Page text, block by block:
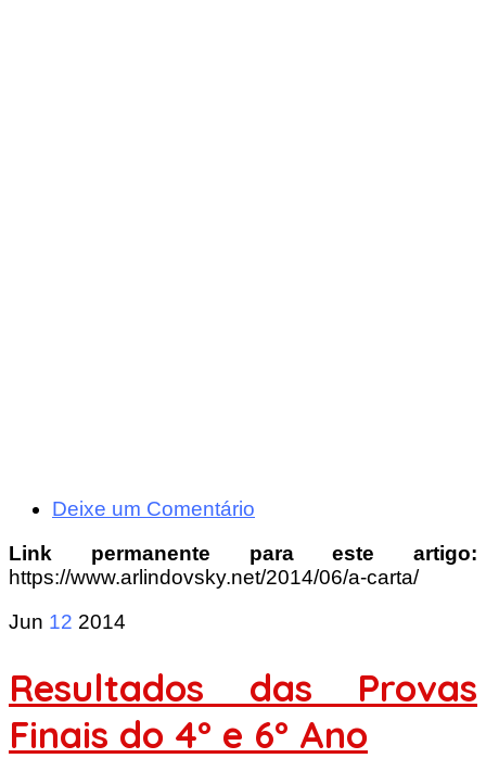
Deixe um Comentário
Link permanente para este artigo:
https://www.arlindovsky.net/2014/06/a-carta/
Jun 12 2014
Resultados das Provas
Finais do 4º e 6º Ano